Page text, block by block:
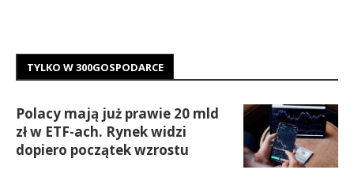
TYLKO W 300GOSPODARCE
Polacy mają już prawie 20 mld
zł w ETF-ach. Rynek widzi
dopiero początek wzrostu